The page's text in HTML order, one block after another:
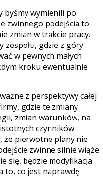
byśmy wymienili po
zwinnego podejścia to
zmian w trakcie pracy.
zespołu, gdzie z góry
w pewnych małych
kroku ewentualnie
z perspektywy całej
gdzie te zmiany
zmian warunków, na
czynników
że pierwotne plany nie
zwinne silnie wiąże
się, będzie modyfikacja
to, co jest naprawdę